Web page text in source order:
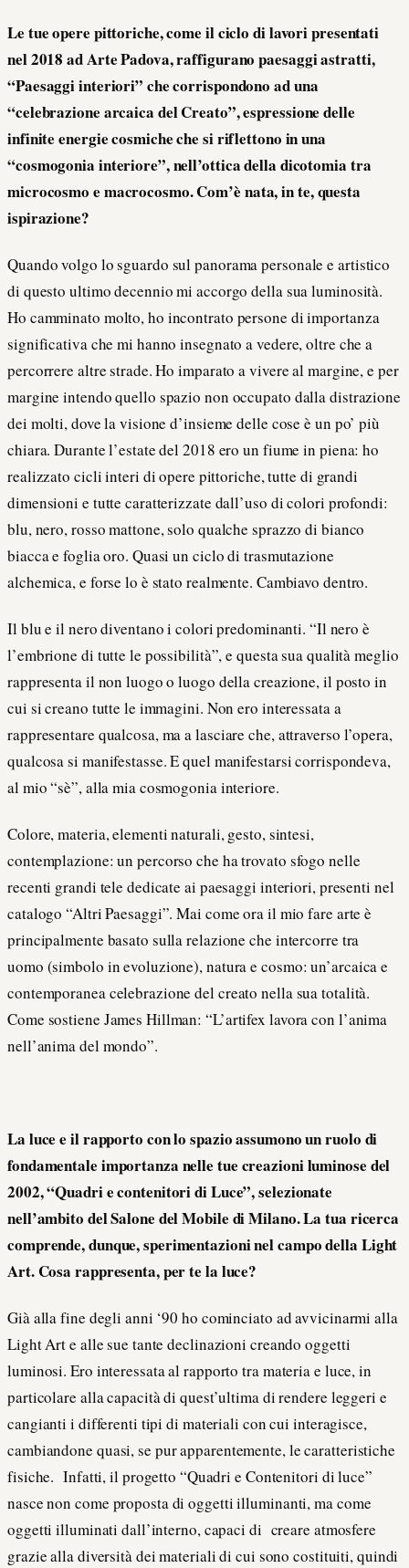
Le tue opere pittoriche, come il ciclo di lavori presentati
nel 2018 ad Arte Padova, raffigurano paesaggi astratti,
“Paesaggi interiori” che corrispondono ad una
“celebrazione arcaica del Creato”, espressione delle
infinite energie cosmiche che si riflettono in una
“cosmogonia interiore”, nell’ottica della dicotomia tra
microcosmo e macrocosmo. Com’è nata, in te, questa
ispirazione?
Quando volgo lo sguardo sul panorama personale e artistico
di questo ultimo decennio mi accorgo della sua luminosità.
Ho camminato molto, ho incontrato persone di importanza
significativa che mi hanno insegnato a vedere, oltre che a
percorrere altre strade. Ho imparato a vivere al margine, e per
margine intendo quello spazio non occupato dalla distrazione
dei molti, dove la visione d’insieme delle cose è un po’ più
chiara. Durante l’estate del 2018 ero un fiume in piena: ho
realizzato cicli interi di opere pittoriche, tutte di grandi
dimensioni e tutte caratterizzate dall’uso di colori profondi:
blu, nero, rosso mattone, solo qualche sprazzo di bianco
biacca e foglia oro. Quasi un ciclo di trasmutazione
alchemica, e forse lo è stato realmente. Cambiavo dentro.
Il blu e il nero diventano i colori predominanti. “Il nero è
l’embrione di tutte le possibilità”, e questa sua qualità meglio
rappresenta il non luogo o luogo della creazione, il posto in
cui si creano tutte le immagini. Non ero interessata a
rappresentare qualcosa, ma a lasciare che, attraverso l’opera,
qualcosa si manifestasse. E quel manifestarsi corrispondeva,
al mio “sè”, alla mia cosmogonia interiore.
Colore, materia, elementi naturali, gesto, sintesi,
contemplazione: un percorso che ha trovato sfogo nelle
recenti grandi tele dedicate ai paesaggi interiori, presenti nel
catalogo “Altri Paesaggi”. Mai come ora il mio fare arte è
principalmente basato sulla relazione che intercorre tra
uomo (simbolo in evoluzione), natura e cosmo: un’arcaica e
contemporanea celebrazione del creato nella sua totalità.
Come sostiene James Hillman: “L’artifex lavora con l’anima
nell’anima del mondo”.
La luce e il rapporto con lo spazio assumono un ruolo di
fondamentale importanza nelle tue creazioni luminose del
2002, “Quadri e contenitori di Luce”, selezionate
nell’ambito del Salone del Mobile di Milano. La tua ricerca
comprende, dunque, sperimentazioni nel campo della Light
Art. Cosa rappresenta, per te la luce?
Già alla fine degli anni ‘90 ho cominciato ad avvicinarmi alla
Light Art e alle sue tante declinazioni creando oggetti
luminosi. Ero interessata al rapporto tra materia e luce, in
particolare alla capacità di quest’ultima di rendere leggeri e
cangianti i differenti tipi di materiali con cui interagisce,
cambiandone quasi, se pur apparentemente, le caratteristiche
fisiche. Infatti, il progetto “Quadri e Contenitori di luce”
nasce non come proposta di oggetti illuminanti, ma come
oggetti illuminati dall’interno, capaci di creare atmosfere
grazie alla diversità dei materiali di cui sono costituiti, quindi